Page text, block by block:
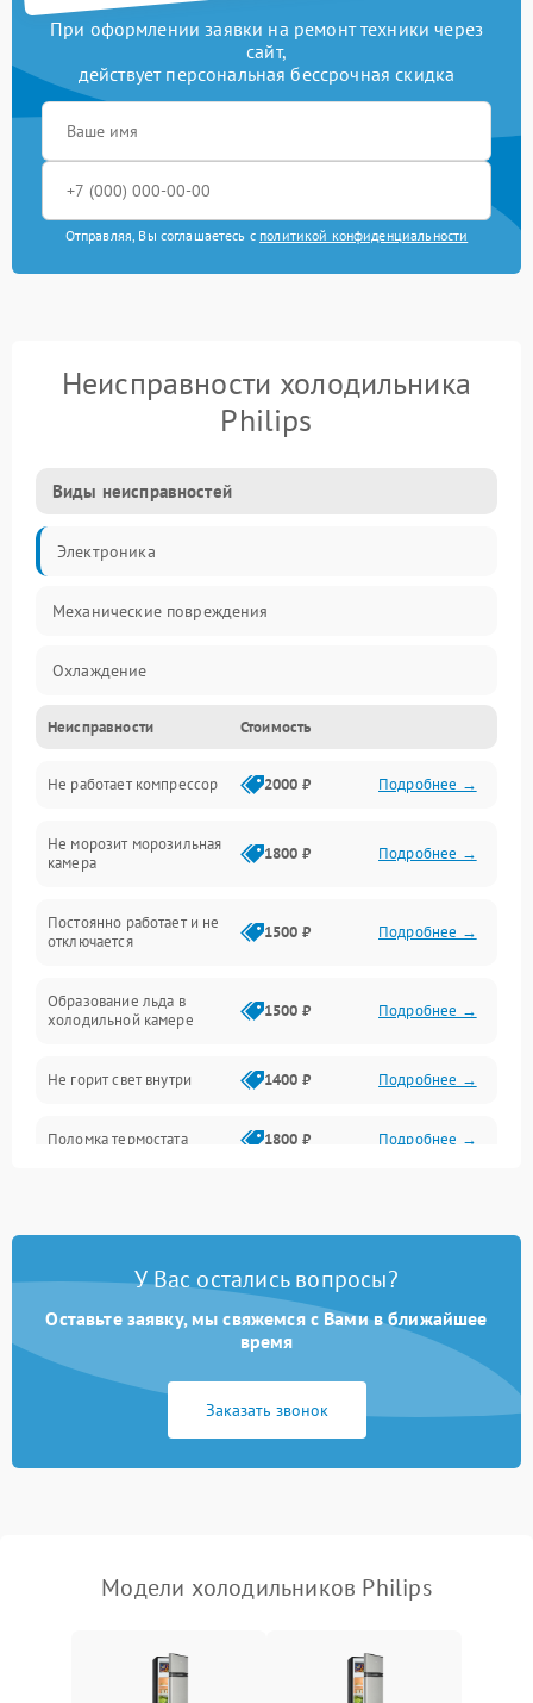
При оформлении заявки на ремонт техники через
сайт,
действует персональная бессрочная скидка
Отправляя, Вы соглашаетесь с политикой конфиденциальности
Неисправности холодильника
Philips
Виды неисправностей
Электроника
Механические повреждения
Охлаждение
Механика
Электропитание
Дренаж
Неисправности Стоимость
Не работает компрессор 2000 ₽ Подробнее →
Не морозит морозильная
камера
1800 ₽ Подробнее →
Постоянно работает и не
отключается
1500 ₽ Подробнее →
Образование льда в
холодильной камере
1500 ₽ Подробнее →
Не горит свет внутри 1400 ₽ Подробнее →
Поломка термостата 1800 ₽ Подробнее →
Образование конденсата
1800 ₽ Подробнее →
Сбой в работе инвертора
работе
2000 ₽ Подробнее →
У Вас остались вопросы?
Оставьте заявку, мы свяжемся с Вами в ближайшее
время
Заказать звонок
Модели холодильников Philips